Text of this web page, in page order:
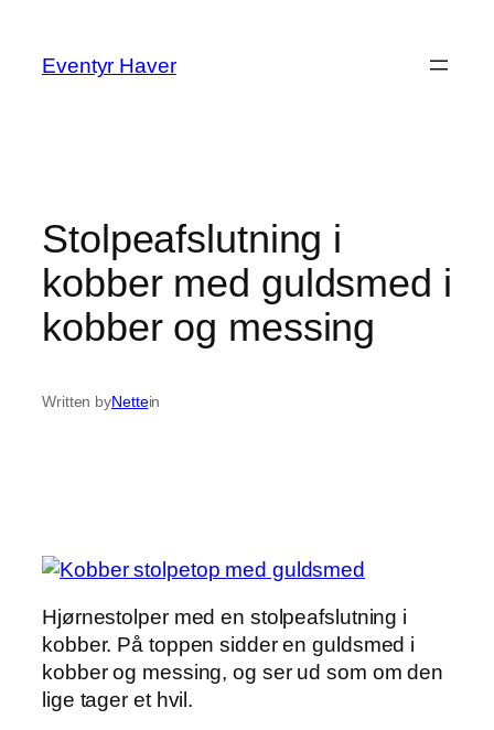
indhold
Eventyr Haver
Stolpeafslutning i
kobber med guldsmed i
kobber og messing
Written byNettein
Hjørnestolper med en stolpeafslutning i
kobber. På toppen sidder en guldsmed i
kobber og messing, og ser ud som om den
lige tager et hvil.